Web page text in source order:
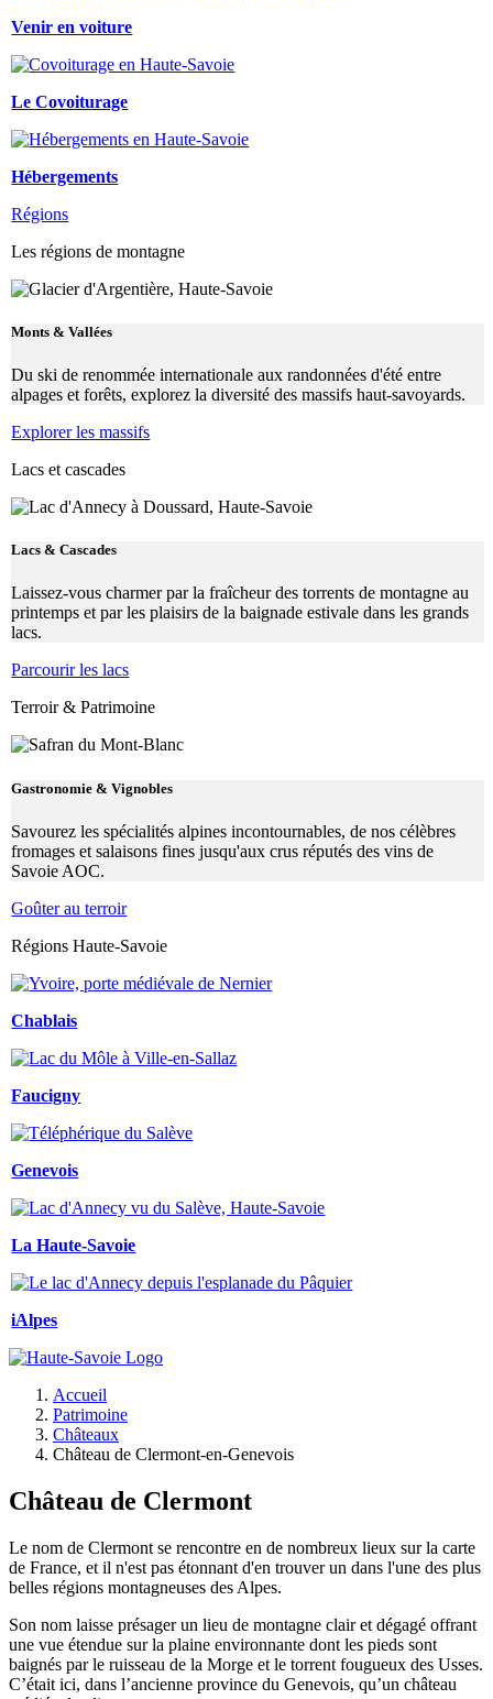
Venir en voiture
Le Covoiturage
Hébergements
Régions
Les régions de montagne
Monts & Vallées
Du ski de renommée internationale aux randonnées d'été entre
alpages et forêts, explorez la diversité des massifs haut-savoyards.
Explorer les massifs
Lacs et cascades
Lacs & Cascades
Laissez-vous charmer par la fraîcheur des torrents de montagne au
printemps et par les plaisirs de la baignade estivale dans les grands
lacs.
Parcourir les lacs
Terroir & Patrimoine
Gastronomie & Vignobles
Savourez les spécialités alpines incontournables, de nos célèbres
fromages et salaisons fines jusqu'aux crus réputés des vins de
Savoie AOC.
Goûter au terroir
Régions Haute-Savoie
Chablais
Faucigny
Genevois
La Haute-Savoie
iAlpes
Accueil
Patrimoine
Châteaux
Château de Clermont-en-Genevois
Château de Clermont
Le nom de Clermont se rencontre en de nombreux lieux sur la carte
de France, et il n'est pas étonnant d'en trouver un dans l'une des plus
belles régions montagneuses des Alpes.
Son nom laisse présager un lieu de montagne clair et dégagé offrant
une vue étendue sur la plaine environnante dont les pieds sont
baignés par le ruisseau de la Morge et le torrent fougueux des Usses.
C’était ici, dans l’ancienne province du Genevois, qu’un château